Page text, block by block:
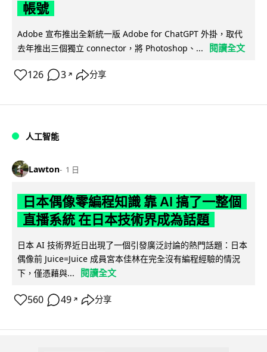
帳號
Adobe 宣布推出全新統一版 Adobe for ChatGPT 外掛，取代
去年推出三個獨立 connector，將 Photoshop、...
閱讀全文
126 3 ↗ 分享
人工智能
Lawton 1 日
日本偶像零編程知識 靠 AI 搞了一整個
直播系統 在日本技術界成為話題
日本 AI 技術界近日出現了一個引發廣泛討論的熱門話題：日本
偶像前 Juice=Juice 成員宮本佳林在完全沒有編程經驗的情況
下，僅憑藉與...
閱讀全文
560 49 ↗ 分享